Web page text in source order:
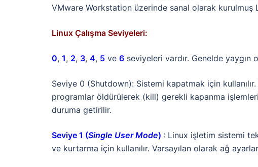
VMware Workstation üzerinde sanal olarak kurulmuş
Linux Çalışma Seviyeleri:
0, 1, 2, 3, 4, 5 ve 6 seviyeleri vardır. Genelde yaygın
Seviye 0 (Shutdown): Sistemi kapatmak için
programlar öldürülerek (kill) gerekli kapanma
duruma getirilir.
Seviye 1 (Single User Mode) : Linux işletim sistemi tek
ve kurtarma için kullanılır. Varsayılan olarak ağ